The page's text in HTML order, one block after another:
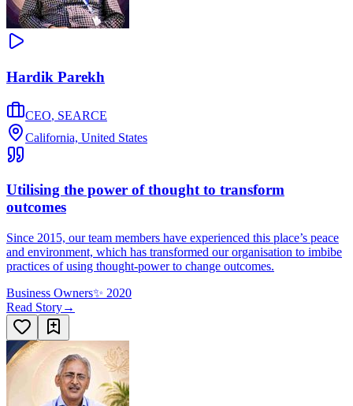
Hardik Parekh
CEO, SEARCE
California, United States
Utilising the power of thought to transform
outcomes
Since 2015, our team members have experienced this place’s peace
and environment, which has transformed our organisation to imbibe
practices of using thought-power to change outcomes.
Business Owners✨ 2020
Read Story→